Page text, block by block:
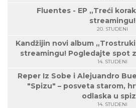
Fluentes - EP „Treći
streamingu!
20. STUDENI
Kandžijin novi album
streamingu! Pogledajte spot
14. STUDENI
Reper Iz Sobe i Alejuandro
"Spizu" – posveta starom,
odlaska u
14. STUDENI